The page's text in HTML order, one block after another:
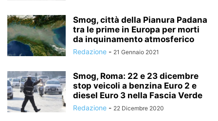
Smog, città della Pianura Padana
tra le prime in Europa per morti
da inquinamento atmosferico
Redazione - 21 Gennaio 2021
Smog, Roma: 22 e 23 dicembre
stop veicoli a benzina Euro 2 e
diesel Euro 3 nella Fascia Verde
Redazione - 22 Dicembre 2020